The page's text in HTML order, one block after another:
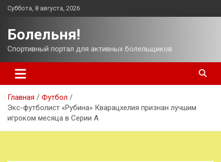
Перейти
Суббота, 8 августа, 2026
Болельня!
Спортивный портал для активных болельщиков.
Главная
Футбол
Экс-футболист «Рубина» Кварацхелия признан лучшим
игроком месяца в Серии А